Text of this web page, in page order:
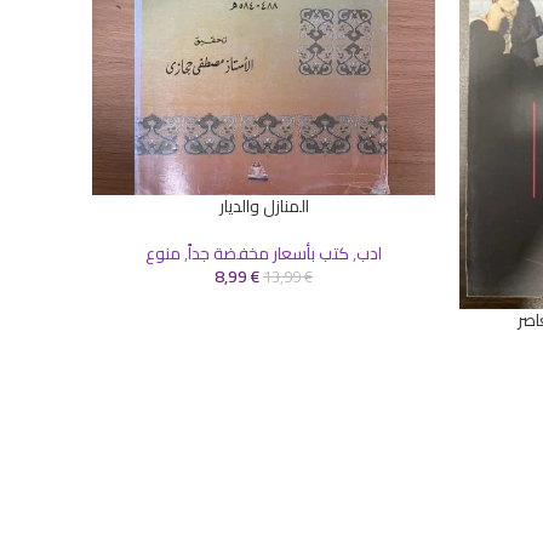
المنازل والديار
ادب,كتب بأسعار مخفضة جداً,منوع
13,99€
8,99€